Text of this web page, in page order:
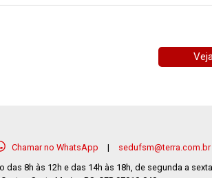
Chamar no WhatsApp | sedufsm@terra.com.br
das 8h às 12h e das 14h às 18h, de segunda a sexta.